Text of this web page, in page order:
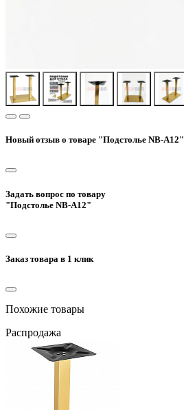
Новый отзыв о товаре "Подстолье NB-A12"
Задать вопрос по товару
"Подстолье NB-A12"
Заказ товара в 1 клик
Похожие товары
Распродажа